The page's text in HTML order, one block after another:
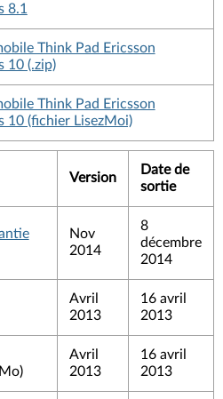
8.1
Think Pad Ericsson
10 (.zip)
Think Pad Ericsson
10 (fichier LisezMoi)
Version
Date de
sortie
Nov
2014
8
décembre
2014
Avril
2013
16 avril
2013
Avril
2013
16 avril
2013